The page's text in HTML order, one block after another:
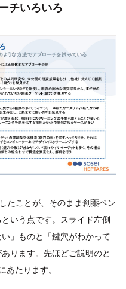
チいろいろ
たことが、そのまま創薬ベン
いう点です。スライド左側
」ものと「鍵穴がわかって
ります。先ほどご説明のと
あたります。